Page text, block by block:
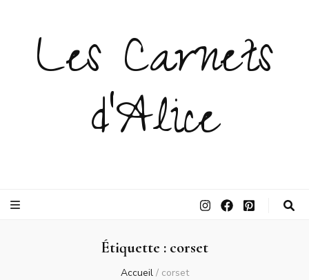
Les Carnets
d'Alice
Étiquette : corset
Accueil / corset